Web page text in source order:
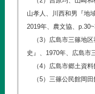
山孝人、川西和男『
2019年、農文協、
（3）広島市三篠地区
史』、1970年、広島市
（4）広島市郷土資料
（5）三篠公民館岡田